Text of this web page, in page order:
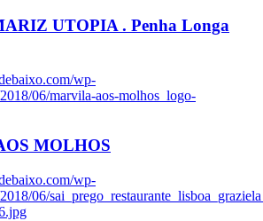
UTOPIA . Penha Longa
wp-
06/marvila-aos-molhos_logo-
MOLHOS
wp-
06/